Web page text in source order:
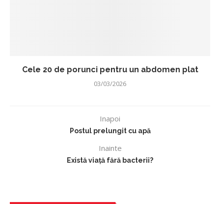
Cele 20 de porunci pentru un abdomen plat
03/03/2026
Inapoi
Postul prelungit cu apă
Inainte
Există viață fără bacterii?